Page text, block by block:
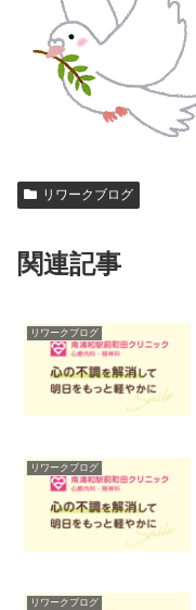
リワークブログ
関連記事
リワークブログ
リワークブログ
リワークブログ